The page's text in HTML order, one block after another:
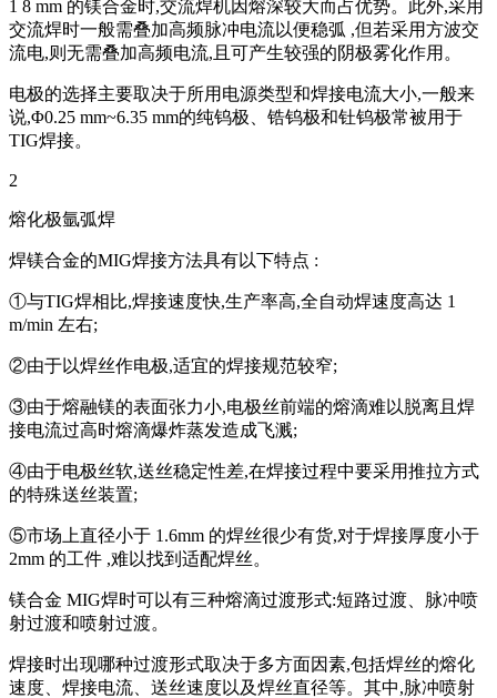
1 8 mm 的镁合金时,交流焊机因熔深较大而占优势。此外,采用
交流焊时一般需叠加高频脉冲电流以便稳弧 ,但若采用方波交
流电,则无需叠加高频电流,且可产生较强的阴极雾化作用。
电极的选择主要取决于所用电源类型和焊接电流大小,一般来
说,Φ0.25 mm~6.35 mm的纯钨极、锆钨极和钍钨极常被用于
TIG焊接。
2
熔化极氩弧焊
焊镁合金的MIG焊接方法具有以下特点 :
①与TIG焊相比,焊接速度快,生产率高,全自动焊速度高达 1
m/min 左右;
②由于以焊丝作电极,适宜的焊接规范较窄;
③由于熔融镁的表面张力小,电极丝前端的熔滴难以脱离且焊
接电流过高时熔滴爆炸蒸发造成飞溅;
④由于电极丝软,送丝稳定性差,在焊接过程中要采用推拉方式
的特殊送丝装置;
⑤市场上直径小于 1.6mm 的焊丝很少有货,对于焊接厚度小于
2mm 的工件 ,难以找到适配焊丝。
镁合金 MIG焊时可以有三种熔滴过渡形式:短路过渡、脉冲喷
射过渡和喷射过渡。
焊接时出现哪种过渡形式取决于多方面因素,包括焊丝的熔化
速度、焊接电流、送丝速度以及焊丝直径等。其中,脉冲喷射